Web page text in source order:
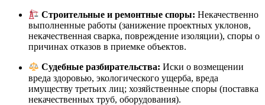
Строительные и ремонтные споры: Некачественно
выполненные работы (занижение проектных уклонов,
некачественная сварка, повреждение изоляции), споры о
причинах отказов в приемке объектов.
Судебные разбирательства: Иски о возмещении
вреда здоровью, экологического ущерба, вреда
имуществу третьих лиц; хозяйственные споры (поставка
некачественных труб, оборудования).